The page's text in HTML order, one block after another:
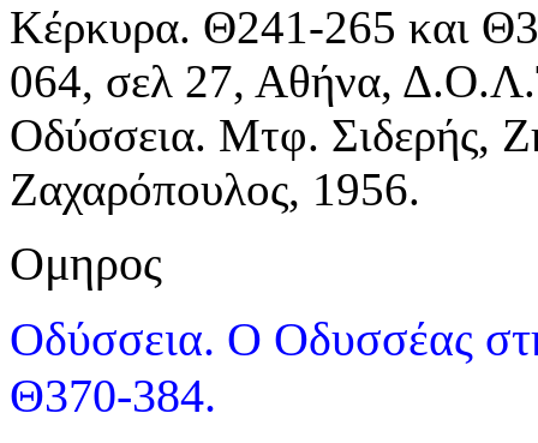
Κέρκυρα. Θ241-265 και
064, σελ 27, Αθήνα,
Οδύσσεια. Μτφ. Σιδερής,
Ζαχαρόπουλος, 1956.
Ομηρος
Οδύσσεια. Ο Οδυσσέας
Θ370-384.